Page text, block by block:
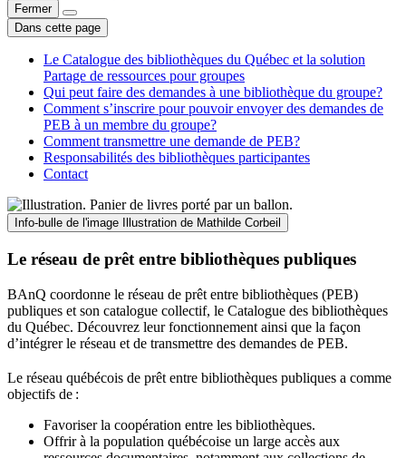
Fermer
Dans cette page
Le Catalogue des bibliothèques du Québec et la solution
Partage de ressources pour groupes
Qui peut faire des demandes à une bibliothèque du groupe?
Comment s’inscrire pour pouvoir envoyer des demandes de
PEB à un membre du groupe?
Comment transmettre une demande de PEB?
Responsabilités des bibliothèques participantes
Contact
Info-bulle de l'image Illustration de Mathilde Corbeil
Le réseau de prêt entre bibliothèques publiques
BAnQ coordonne le réseau de prêt entre bibliothèques (PEB)
publiques et son catalogue collectif, le Catalogue des bibliothèques
du Québec. Découvrez leur fonctionnement ainsi que la façon
d’intégrer le réseau et de transmettre des demandes de PEB.
Le réseau québécois de prêt entre bibliothèques publiques a comme
objectifs de :
Favoriser la coopération entre les bibliothèques.
Offrir à la population québécoise un large accès aux